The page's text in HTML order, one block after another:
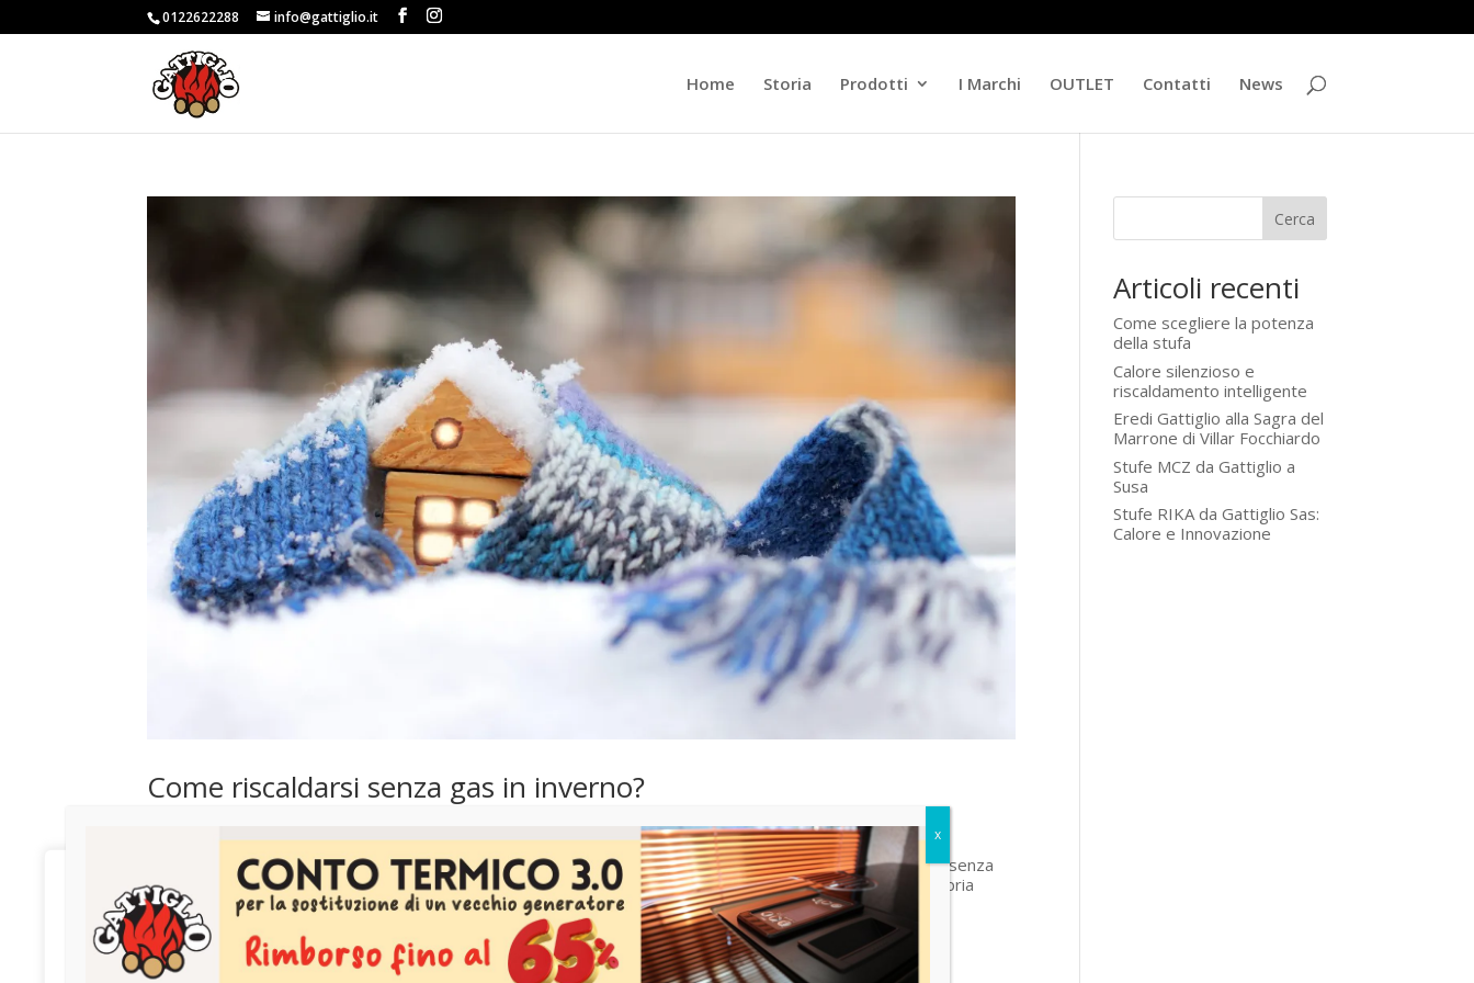
We value your privacy
We use cookies to enhance your browsing experience,
serve personalized ads or content, and analyze our traffic.
By clicking "Accept All", you consent to our use of cookies.
0122622288 info@gattiglio.it
Home Storia Prodotti I Marchi OUTLET Contatti News
Come riscaldarsi senza gas in inverno?
In questo periodo di aumento dei costi dell’energia elettrica molti hanno cercato di capire come riscaldarsi senza
gas?. Quando arriva il freddo, il riscaldamento può rappresentare un costo elevato per la casa o per la propria
attività, soprattutto se si...
Cerca
Articoli recenti
Come scegliere la potenza
della stufa
Calore silenzioso e
riscaldamento intelligente
Eredi Gattiglio alla Sagra del
Marrone di Villar Focchiardo
Stufe MCZ da Gattiglio a
Susa
Stufe RIKA da Gattiglio Sas:
Calore e Innovazione